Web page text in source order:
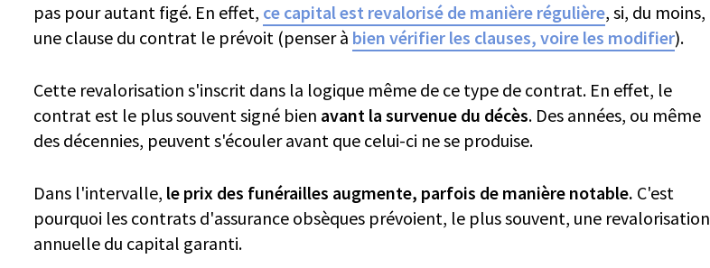
pas pour autant figé. En effet, ce capital est revalorisé de manière régulière, si, du moins,
une clause du contrat le prévoit (penser à bien vérifier les clauses, voire les modifier).
Cette revalorisation s'inscrit dans la logique même de ce type de contrat. En effet, le
contrat est le plus souvent signé bien avant la survenue du décès. Des années, ou même
des décennies, peuvent s'écouler avant que celui-ci ne se produise.
Dans l'intervalle, le prix des funérailles augmente, parfois de manière notable. C'est
pourquoi les contrats d'assurance obsèques prévoient, le plus souvent, une revalorisation
annuelle du capital garanti.